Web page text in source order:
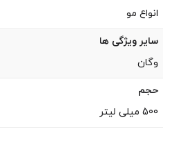
انواع مو
سایر ویژگی ها
وگان
حجم
500 میلی لیتر